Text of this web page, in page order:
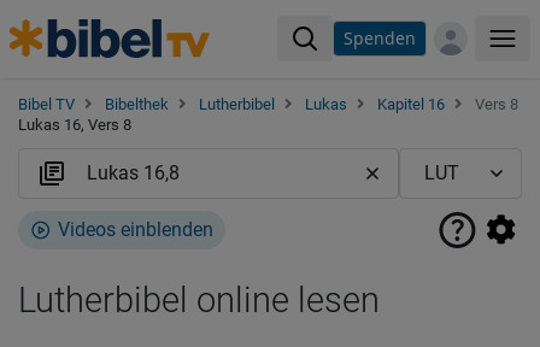
Spenden
Bibel TV Bibelthek Lutherbibel Lukas Kapitel 16
Vers 8
Lukas 16, Vers 8
Videos einblenden
Lutherbibel online lesen